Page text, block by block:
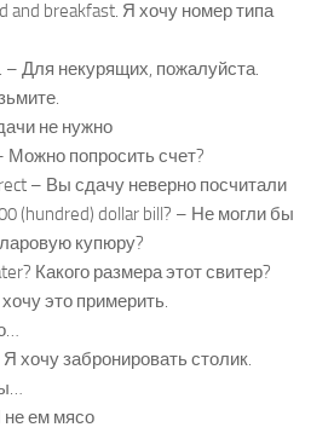
and breakfast. Я хочу номер типа
– Для некурящих, пожалуйста.
не нужно
Можно попросить счет?
– Вы сдачу неверно посчитали
(hundred) dollar bill? – Не могли бы
купюру?
Какого размера этот свитер?
это примерить.
хочу забронировать столик.
не ем мясо